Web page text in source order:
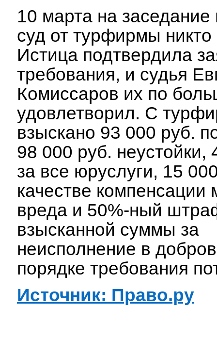
10 марта на заседание
суд от турфирмы
Истица подтвердила
требования, и судья
Комиссаров их по
удовлетворил. С
взыскано 93 000 руб.
98 000 руб. неустойки,
за все юруслуги, 15
качестве компенсации
вреда и 50%-ный
взысканной суммы за
неисполнение в
порядке требования
Источник: Право.ру